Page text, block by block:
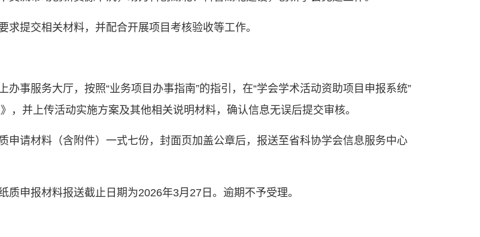
求提交相关材料，并配合开展项目考核验收等工作。
办事服务大厅，按照“业务项目办事指南”的指引，在“学会学术活动资助项目申报系统”
，并上传活动实施方案及其他相关说明材料，确认信息无误后提交审核。
申请材料（含附件）一式七份，封面页加盖公章后，报送至省科协学会信息服务中心
质申报材料报送截止日期为2026年3月27日。逾期不予受理。